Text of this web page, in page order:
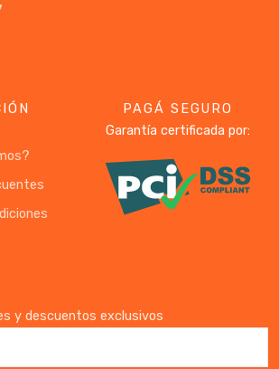
PAGÁ SEGURO
Garantía certificada por:
y descuentos exclusivos